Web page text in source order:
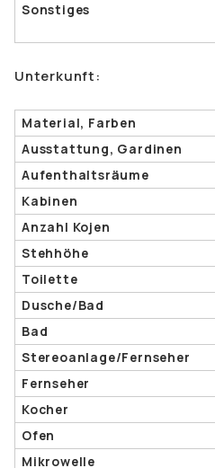
Sonstiges
Unterkunft:
Material, Farben
Ausstattung, Gardinen
Aufenthaltsräume
Kabinen
Anzahl Kojen
Stehhöhe
Toilette
Dusche/Bad
Bad
Stereoanlage/Fernseher
Fernseher
Kocher
Ofen
Mikrowelle